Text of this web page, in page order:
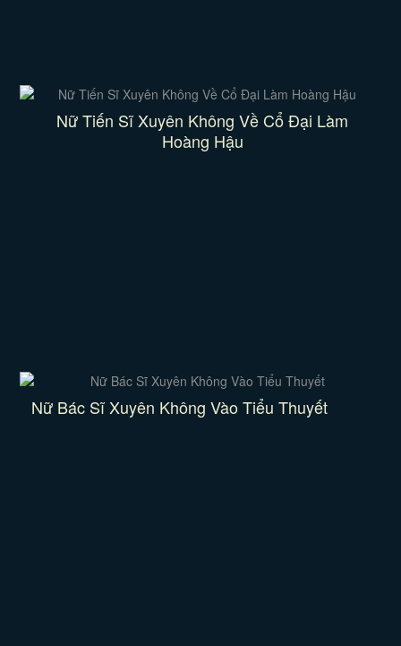
Nữ Tiến Sĩ Xuyên Không Về Cổ Đại Làm
Hoàng Hậu
Nữ Bác Sĩ Xuyên Không Vào Tiểu Thuyết